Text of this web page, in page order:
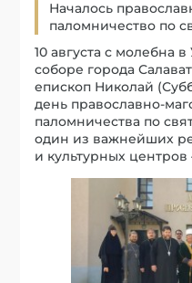
Началось
паломничество по
10 августа с молебна
соборе города
епископ Николай
день православно-
паломничества по
один из важнейших
и культурных центров